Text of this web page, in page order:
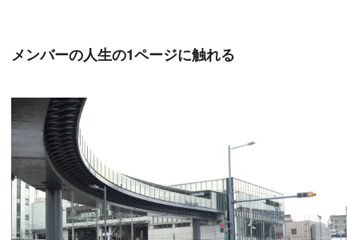
メンバーの人生の1ページに触れる